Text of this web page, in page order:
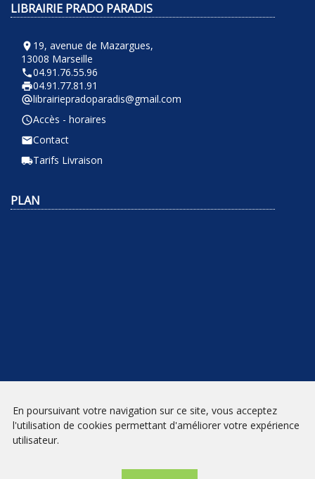
LIBRAIRIE PRADO PARADIS
room 19, avenue de Mazargues,
13008 Marseille
phone04.91.76.55.96
local_printshop04.91.77.81.91
alternate_emaillibrairiepradoparadis@gmail.com
query_builderAccès - horaires
emailContact
local_shippingTarifs Livraison
PLAN
INSCRIPTION
Conditions générales de vente
En poursuivant votre navigation sur ce site, vous acceptez
l'utilisation de cookies permettant d'améliorer votre expérience
utilisateur.